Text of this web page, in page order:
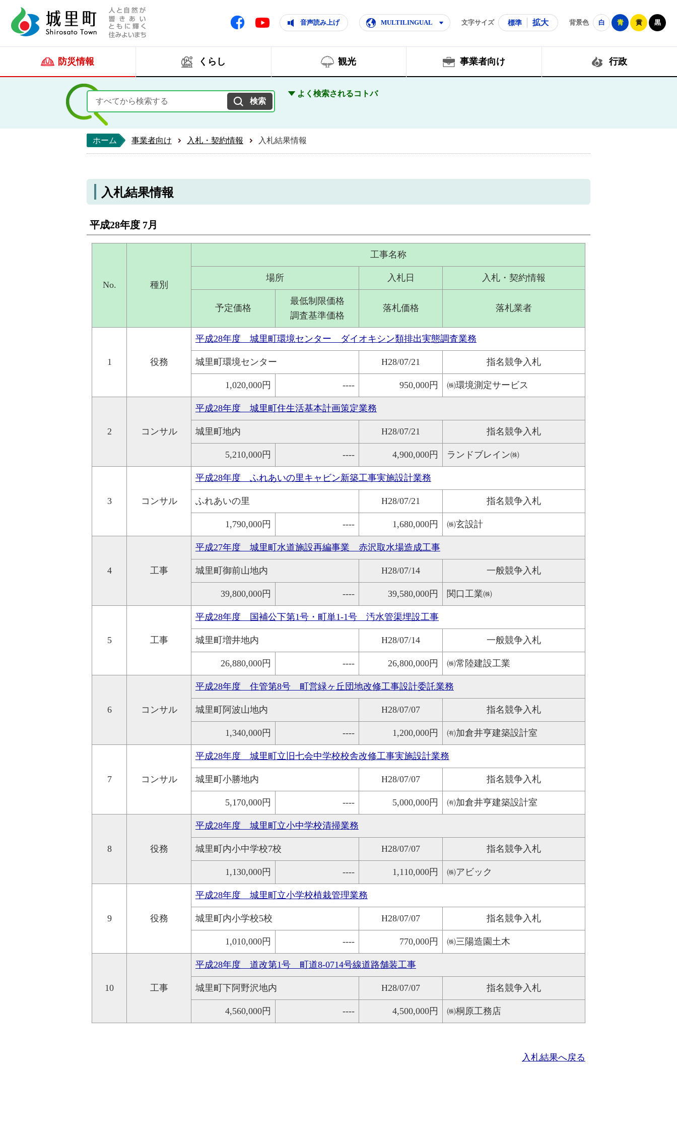
人と自然が響きあいともに輝く住みよいまち
Facebook Youtube 音声読み上げ MULTILINGUAL 文字サイズ 標準 拡大 背景色 白 青 黄 黒
防災情報 くらし 観光 事業者向け 行政
よく検索されるコトバ
ホーム 事業者向け 入札・契約情報 入札結果情報
入札結果情報
平成28年度 7月
No. 種別
工事名称
場所 入札日 入札・契約情報
予定価格
最低制限価格
調査基準価格
落札価格 落札業者
1 役務
平成28年度 城里町環境センター ダイオキシン類排出実態調査業務
城里町環境センター H28/07/21 指名競争入札
1,020,000円 ---- 950,000円 ㈱環境測定サービス
2 コンサル
平成28年度 城里町住生活基本計画策定業務
城里町地内 H28/07/21 指名競争入札
5,210,000円 ---- 4,900,000円 ランドブレイン㈱
3 コンサル
平成28年度 ふれあいの里キャビン新築工事実施設計業務
ふれあいの里 H28/07/21 指名競争入札
1,790,000円 ---- 1,680,000円 ㈱玄設計
4 工事
平成27年度 城里町水道施設再編事業 赤沢取水場造成工事
城里町御前山地内 H28/07/14 一般競争入札
39,800,000円 ---- 39,580,000円 関口工業㈱
5 工事
平成28年度 国補公下第1号・町単1-1号 汚水管渠埋設工事
城里町増井地内 H28/07/14 一般競争入札
26,880,000円 ---- 26,800,000円 ㈱常陸建設工業
6 コンサル
平成28年度 住管第8号 町営緑ヶ丘団地改修工事設計委託業務
城里町阿波山地内 H28/07/07 指名競争入札
1,340,000円 ---- 1,200,000円 ㈲加倉井亨建築設計室
7 コンサル
平成28年度 城里町立旧七会中学校校舎改修工事実施設計業務
城里町小勝地内 H28/07/07 指名競争入札
5,170,000円 ---- 5,000,000円 ㈲加倉井亨建築設計室
8 役務
平成28年度 城里町立小中学校清掃業務
城里町内小中学校7校 H28/07/07 指名競争入札
1,130,000円 ---- 1,110,000円 ㈱アビック
9 役務
平成28年度 城里町立小学校植栽管理業務
城里町内小学校5校 H28/07/07 指名競争入札
1,010,000円 ---- 770,000円 ㈱三陽造園土木
10 工事
平成28年度 道改第1号 町道8-0714号線道路舗装工事
城里町下阿野沢地内 H28/07/07 指名競争入札
4,560,000円 ---- 4,500,000円 ㈱桐原工務店
入札結果へ戻る